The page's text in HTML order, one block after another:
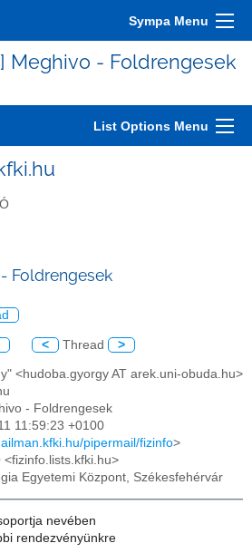
Sympa Menu
Meghivo - Foldrengesek
List Options Menu
Foldrengesek
< Thread >
<hudoba.gyorgy AT arek.uni-obuda.hu>
- Foldrengesek
11:59:23 +0100
pipermail/fizinfo>
<fizinfo.lists.kfki.hu>
Egyetemi Központ, Székesfehérvár
nevében
rendezvényünkre